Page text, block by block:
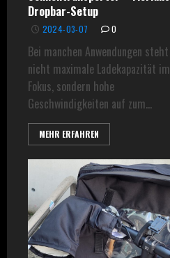
Dropbar-Setup
2024-03-07 0
Bei manchen Anwendungen steht
nicht maximale Ladekapazität im
Fokus, sondern hohe
Geschwindigkeiten auf zum...
MEHR ERFAHREN